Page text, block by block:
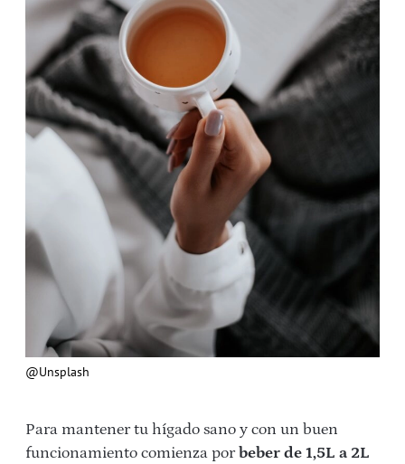
@Unsplash
Para mantener tu hígado sano y con un buen
funcionamiento comienza porbeber de 1,5L a 2L